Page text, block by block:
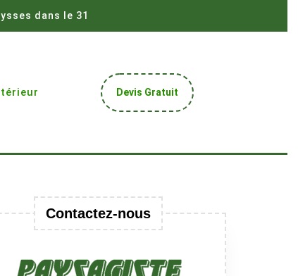
dans le 31
Devis Gratuit Get
A
Contactez-nous